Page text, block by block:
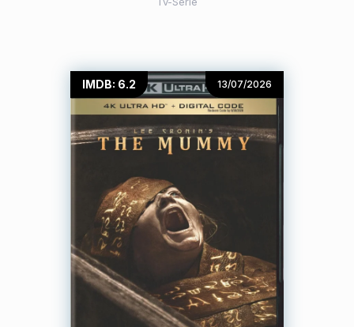
IMDB: 6.2 13/07/2026